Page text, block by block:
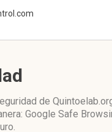
de
Google Safe